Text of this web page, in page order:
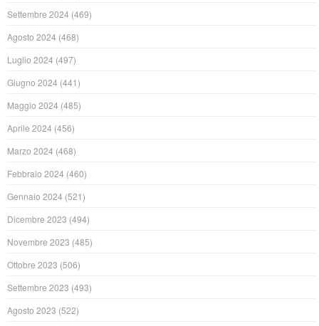
Settembre 2024 (469)
Agosto 2024 (468)
Luglio 2024 (497)
Giugno 2024 (441)
Maggio 2024 (485)
Aprile 2024 (456)
Marzo 2024 (468)
Febbraio 2024 (460)
Gennaio 2024 (521)
Dicembre 2023 (494)
Novembre 2023 (485)
Ottobre 2023 (506)
Settembre 2023 (493)
Agosto 2023 (522)